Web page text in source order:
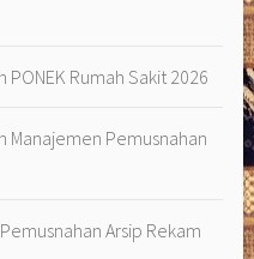
PONEK Rumah Sakit 2026
Manajemen Pemusnahan
Arsip Rekam